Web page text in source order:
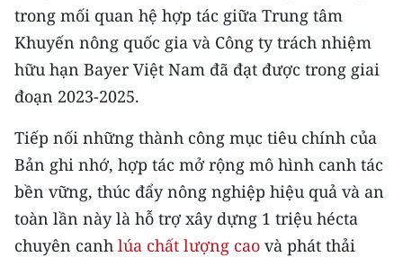
TRI THỨC CHUYÊN SÂU
54 DÂN TỘC VIỆT NAM
CHƯƠNG TRÌNH OCOP - MỖI XÃ
MỘT SẢN PHẨM
RADIO
MEDIA CENTER
trong mối quan hệ hợp tác giữa Trung tâm
Khuyến nông quốc gia và Công ty trách nhiệm
hữu hạn Bayer Việt Nam đã đạt được trong giai
đoạn 2023-2025.
Tiếp nối những thành công mục tiêu chính của
Bản ghi nhớ, hợp tác mở rộng mô hình canh tác
bền vững, thúc đẩy nông nghiệp hiệu quả và an
toàn lần này là hỗ trợ xây dựng 1 triệu hécta
chuyên canh lúa chất lượng cao và phát thải